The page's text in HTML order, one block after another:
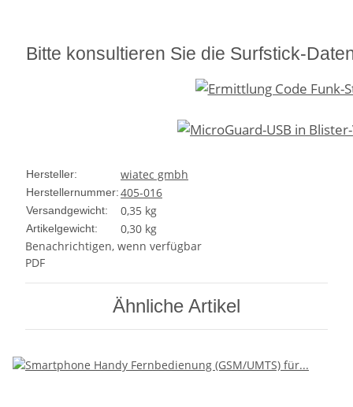
Bitte konsultieren Sie die Surfstick-
Hersteller: wiatec gmbh
Herstellernummer:405-016
Versandgewicht: 0,35 kg
Artikelgewicht: 0,30 kg
Benachrichtigen, wenn verfügbar
PDF
Ähnliche Artikel